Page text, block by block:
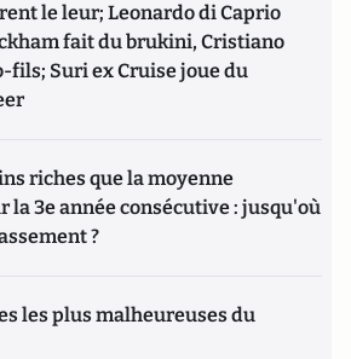
le leur; Leonardo di Caprio
fait du brukini, Cristiano
fils; Suri ex Cruise joue du
riches que la moyenne
la 3e année consécutive : jusqu'où
?
les plus malheureuses du